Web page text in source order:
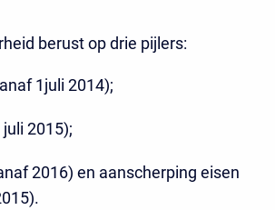
berust op drie pijlers:
1juli 2014);
2015);
2016) en aanscherping eisen